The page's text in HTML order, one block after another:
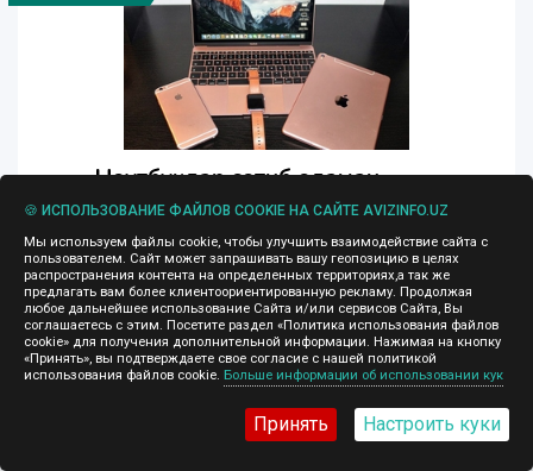
Ноутбуклар сотиб оламан
10.02.2023, 12:32
Ноутбук Ултрабук MacBook сотиб оламан
Компьютеры
Ташкент
🍪 ИСПОЛЬЗОВАНИЕ ФАЙЛОВ COOKIE НА САЙТЕ AVIZINFO.UZ
Мы используем файлы cookie, чтобы улучшить взаимодействие сайта с
пользователем. Сайт может запрашивать вашу геопозицию в целях
распространения контента на определенных территориях,а так же
предлагать вам более клиентоориентированную рекламу. Продолжая
любое дальнейшее использование Сайта и/или сервисов Сайта, Вы
соглашаетесь с этим. Посетите раздел «Политика использования файлов
cookie» для получения дополнительной информации. Нажимая на кнопку
«Принять», вы подтверждаете свое согласие с нашей политикой
использования файлов cookie. Больше информации об использовании кук
Принять Настроить куки